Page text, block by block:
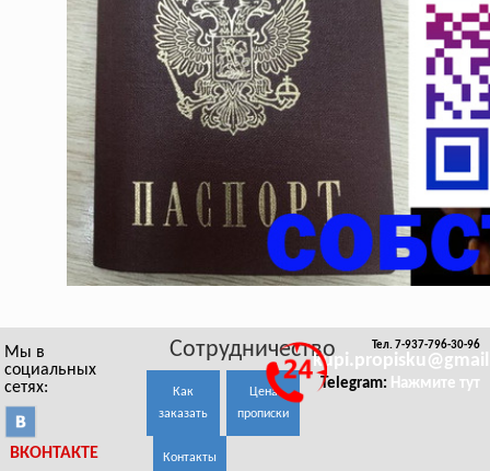
Мы в
социальных
сетях:
ВКОНТАКТЕ
Сотрудничество
Как
заказать
Цена
прописки
Контакты
Тел. 7-937-796-30-96
Telegram: Нажмите тут